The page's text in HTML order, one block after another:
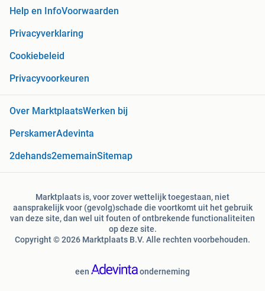
Help en InfoVoorwaarden
Privacyverklaring
Cookiebeleid
Privacyvoorkeuren
Over MarktplaatsWerken bij
PerskamerAdevinta
2dehands2ememainSitemap
Marktplaats is, voor zover wettelijk toegestaan, niet
aansprakelijk voor (gevolg)schade die voortkomt uit het gebruik
van deze site, dan wel uit fouten of ontbrekende functionaliteiten
op deze site.
Copyright © 2026 Marktplaats B.V. Alle rechten voorbehouden.
een onderneming